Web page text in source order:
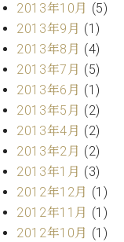
2013年10月 (5)
2013年9月 (1)
2013年8月 (4)
2013年7月 (5)
2013年6月 (1)
2013年5月 (2)
2013年4月 (2)
2013年2月 (2)
2013年1月 (3)
2012年12月 (1)
2012年11月 (1)
2012年10月 (1)